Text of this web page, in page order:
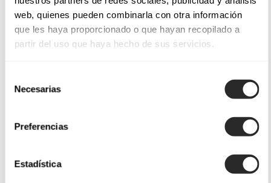
web, quienes pueden combinarla con otra información
que les haya proporcionado o que hayan recopilado a
partir del uso que haya hecho de sus servicios.
Necesarias
Preferencias
Estadística
Asensualidadeé a protagonista nos vestidos de noiva Aire
Barcelona. Os vestidos sereiadesta coleção destacam-se
decotes caicai e jogam com as transparências. Estes designs
desenham a silhueta da noiva e estilizam as suas curvas,
vestidos de crepe
folhos escultóricos
noivas mais românticas, os
oferecem
versões com corpos de renda acompanhados por saias de